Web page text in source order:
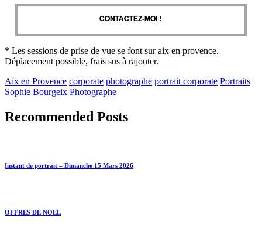
CONTACTEZ-MOI !
* Les sessions de prise de vue se font sur aix en provence.
Déplacement possible, frais sus à rajouter.
Aix en Provence corporate photographe portrait corporate Portraits
Sophie Bourgeix Photographe
Recommended Posts
Instant de portrait – Dimanche 15 Mars 2026
OFFRES DE NOEL